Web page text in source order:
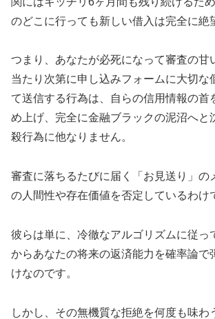
のどこに行っても新しい借入は完全に絶
つまり、あなたが必死になって審査の甘
当たり次第に申し込みフォームに大切な
て送信する行為は、自らの信用情報の首
め上げ、完全に金融ブラックの泥沼へと
殺行為に他なりません。
審査に落ちるたびに届く「お見送り」の
の人間性や存在価値を否定しているわけ
彼らは単に、冷徹なアルゴリズムに従っ
からあなたの将来の返済能力を確率論で
けなのです。
しかし、その無機質な拒絶を何度も味わ